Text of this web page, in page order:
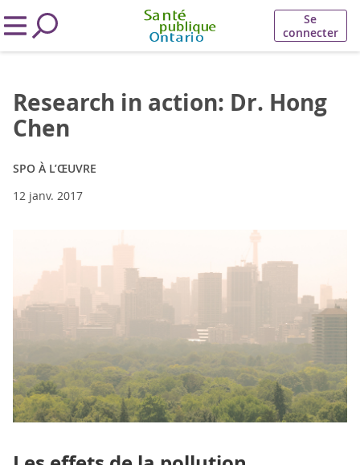
Se
connecter
Research in action: Dr. Hong
Chen
SPO À L’ŒUVRE
12 janv. 2017